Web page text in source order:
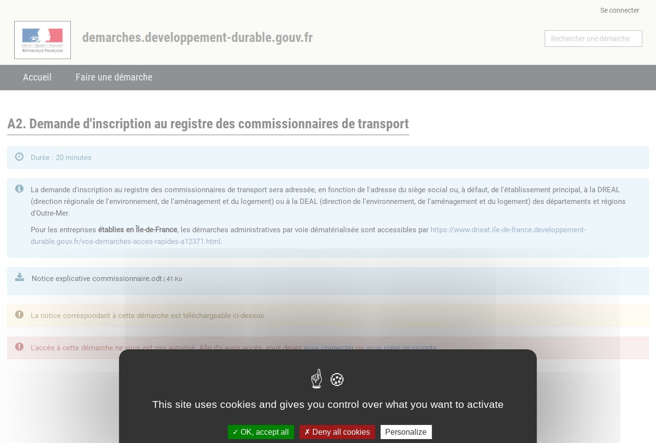
This site uses cookies and gives you control over what you want to activate
OK, accept all Deny all cookies Personalize
Se connecter
Accueil Faire une démarche
A2. Demande d'inscription au registre des commissionnaires de transport
Durée : 20 minutes
La demande d'inscription au registre des commissionnaires de transport sera adressée, en fonction de l'adresse du siège social ou, à défaut, de l'établissement principal, à la DREAL
(direction régionale de l'environnement, de l'aménagement et du logement) ou à la DEAL (direction de l'environnement, de l'aménagement et du logement) des départements et régions
d'Outre-Mer.
Pour les entreprises établies en Île-de-France, les démarches administratives par voie dématérialisée sont accessibles par https://www.drieat.ile-de-france.developpement-
durable.gouv.fr/vos-demarches-acces-rapides-a12371.html .
Notice explicative commissionnaire.odt | 41 Ko
La notice correspondant à cette démarche est téléchargeable ci-dessus.
L'accès à cette démarche ne vous est pas autorisé. Afin d'y avoir accès, vous devezvous connecterouvous créer un compte
FranceConnect est la solution proposée par l'Etat pour sécuriser et simplifier la connexion à vos services en ligne.
Qu'est-ce que FranceConnect ?